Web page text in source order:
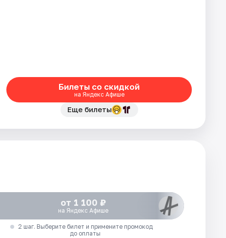
Билеты со скидкой
на Яндекс Афише
Еще билеты
от 1 100 ₽
на Яндекс Афише
2 шаг. Выберите билет и примените промокод
до оплаты